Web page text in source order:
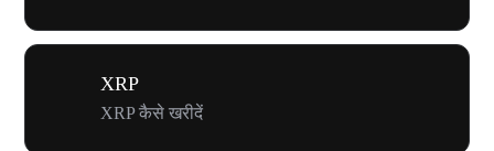
XRP
XRP कैसे खरीदें